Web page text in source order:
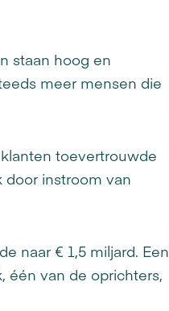
staan hoog en
meer mensen die
toevertrouwde
door instroom van
naar € 1,5 miljard. Een
één van de oprichters,